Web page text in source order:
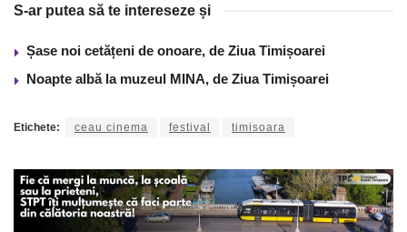
S-ar putea să te intereseze și
Șase noi cetățeni de onoare, de Ziua Timișoarei
Noapte albă la muzeul MINA, de Ziua Timișoarei
Etichete: ceau cinema festival timisoara